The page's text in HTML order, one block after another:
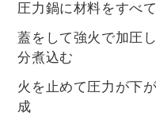
圧力鍋に材料をすべ
蓋をして強火で加圧
分煮込む
火を止めて圧力が下
成